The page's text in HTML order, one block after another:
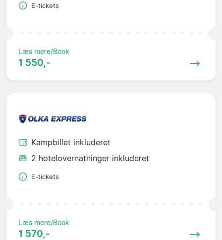
E-tickets
Læs mere/Book
1 550,-
Kampbillet inkluderet
2 hotelovernatninger inkluderet
E-tickets
Læs mere/Book
1 570,-